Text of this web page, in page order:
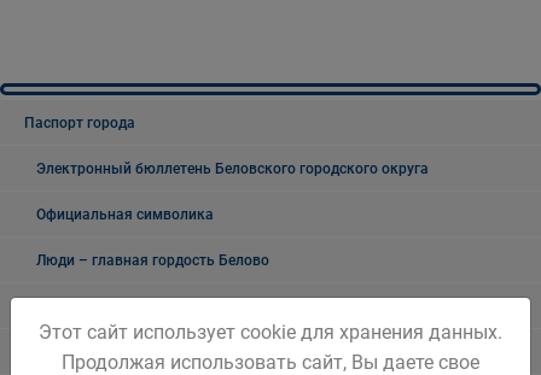
Паспорт города
Электронный бюллетень Беловского городского округа
Официальная символика
Люди – главная гордость Белово
2017
Этот сайт использует cookie для хранения данных.
Продолжая использовать сайт, Вы даете свое